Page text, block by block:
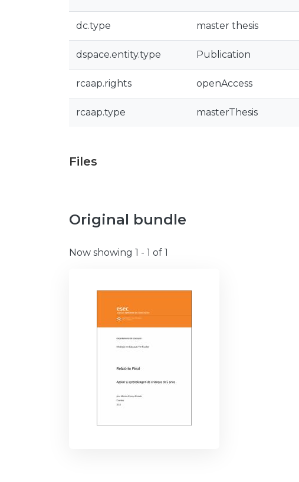
dc.type master thesis
dspace.entity.type Publication
rcaap.rights openAccess
rcaap.type masterThesis
Files
Original bundle
Now showing 1 - 1 of 1